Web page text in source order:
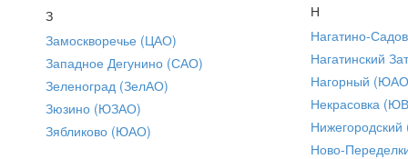
З
Замоскворечье (ЦАО)
Западное Дегунино (САО)
Зеленоград (ЗелАО)
Зюзино (ЮЗАО)
Зябликово (ЮАО)
Н
Нагатино-
Нагатинский
Нагорный
Некрасовка
Ново-